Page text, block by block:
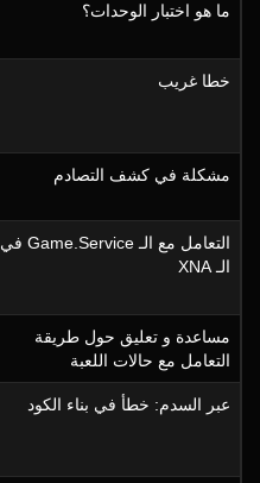
ما هو اختبار الوحدات؟
خطا غريب
مشكلة في كشف التصادم
التعامل مع الـ Game.Service في
الـ XNA
مساعدة و تعليق حول طريقة
التعامل مع حالات اللعبة
عبر السدم: خطأ في بناء الكود